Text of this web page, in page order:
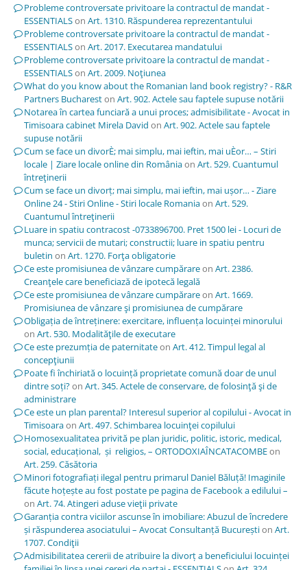
Probleme controversate privitoare la contractul de mandat -
ESSENTIALSon Art. 1310. Răspunderea reprezentantului
Probleme controversate privitoare la contractul de mandat -
ESSENTIALSon Art. 2017. Executarea mandatului
Probleme controversate privitoare la contractul de mandat -
ESSENTIALSon Art. 2009. Noţiunea
What do you know about the Romanian land book registry? - R&R
Partners Buchareston Art. 902. Actele sau faptele supuse notării
Notarea în cartea funciară a unui proces; admisibilitate - Avocat in
Timisoara cabinet Mirela David on Art. 902. Actele sau faptele
supuse notării
Cum se face un divorÈ; mai simplu, mai ieftin, mai uÈor… – Stiri
locale | Ziare locale online din Româniaon Art. 529. Cuantumul
întreţinerii
Cum se face un divorț; mai simplu, mai ieftin, mai ușor… - Ziare
Online 24 - Stiri Online - Stiri locale Romaniaon Art. 529.
Cuantumul întreţinerii
Luare in spatiu contracost -0733896700. Pret 1500 lei - Locuri de
munca; servicii de mutari; constructii; luare in spatiu pentru
buletin on Art. 1270. Forţa obligatorie
Ce este promisiunea de vânzare cumpărareon Art. 2386.
Creanţele care beneficiază de ipotecă legală
Ce este promisiunea de vânzare cumpărareon Art. 1669.
Promisiunea de vânzare şi promisiunea de cumpărare
Obligația de întreținere: exercitare, influența locuinței minorului
on Art. 530. Modalităţile de executare
Ce este prezumția de paternitateon Art. 412. Timpul legal al
concepţiunii
Poate fi închiriată o locuință proprietate comună doar de unul
dintre soți?on Art. 345. Actele de conservare, de folosinţă şi de
administrare
Ce este un plan parental? Interesul superior al copilului - Avocat in
Timisoaraon Art. 497. Schimbarea locuinţei copilului
Homosexualitatea privită pe plan juridic, politic, istoric, medical,
social, educațional, și religios, – ORTODOXIAÎNCATACOMBEon
Art. 259. Căsătoria
Minori fotografiați ilegal pentru primarul Daniel Băluță! Imaginile
făcute hoțește au fost postate pe pagina de Facebook a edilului –
on Art. 74. Atingeri aduse vieţii private
Garanția contra viciilor ascunse în imobiliare: Abuzul de încredere
și răspunderea asociatului – Avocat Consultanță Bucureștion Art.
1707. Condiţii
Admisibilitatea cererii de atribuire la divorț a beneficiului locuinței